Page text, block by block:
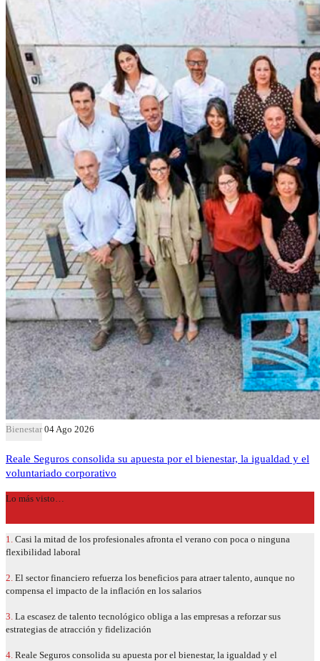
Bienestar 04 Ago 2026
Reale Seguros consolida su apuesta por el bienestar, la igualdad y el
voluntariado corporativo
Lo más visto…
1. Casi la mitad de los profesionales afronta el verano con poca o ninguna
flexibilidad laboral
2. El sector financiero refuerza los beneficios para atraer talento, aunque no
compensa el impacto de la inflación en los salarios
3. La escasez de talento tecnológico obliga a las empresas a reforzar sus
estrategias de atracción y fidelización
4. Reale Seguros consolida su apuesta por el bienestar, la igualdad y el